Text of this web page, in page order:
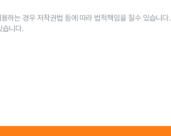
하는 경우 저작권법 등에 따라 법적책임을 질수 있습니다.
습니다.